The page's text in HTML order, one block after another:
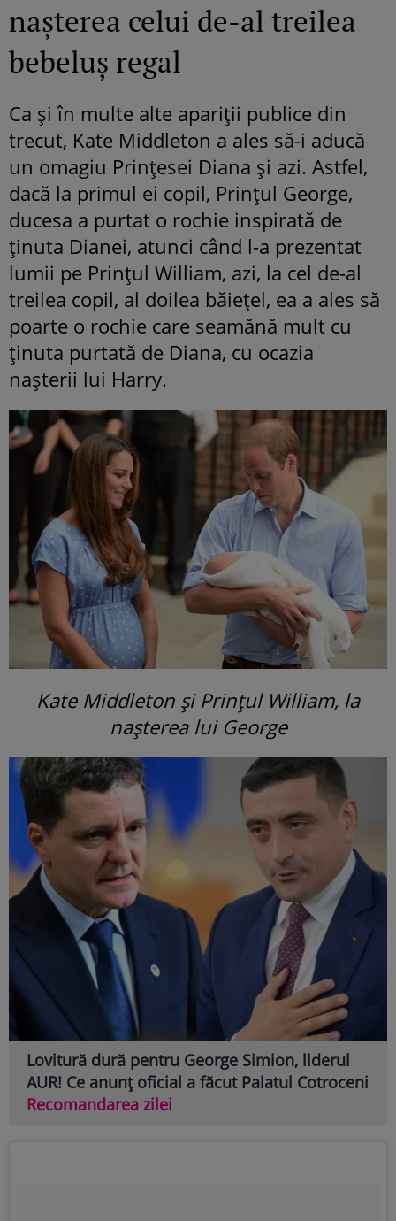
nașterea celui de-al treilea
bebeluș regal
Ca și în multe alte apariții publice din
trecut, Kate Middleton a ales să-i aducă
un omagiu Prințesei Diana și azi. Astfel,
dacă la primul ei copil, Prințul George,
ducesa a purtat o rochie inspirată de
ținuta Dianei, atunci când l-a prezentat
lumii pe Prințul William, azi, la cel de-al
treilea copil, al doilea băiețel, ea a ales să
poarte o rochie care seamănă mult cu
ținuta purtată de Diana, cu ocazia
nașterii lui Harry.
Kate Middleton și Prințul William, la
nașterea lui George
Lovitură dură pentru George Simion, liderul
AUR! Ce anunț oficial a făcut Palatul Cotroceni
Recomandarea zilei